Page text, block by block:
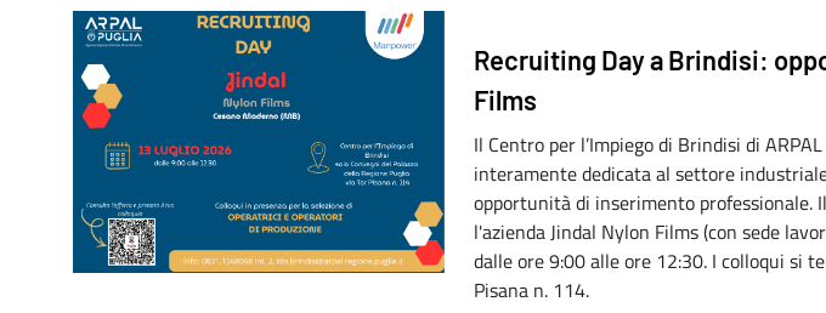
Recruiting Day a Brindisi:
Films
Il Centro per l’Impiego di Brindisi di
interamente dedicata al settore
opportunità di inserimento professionale.
l'azienda Jindal Nylon Films (con sede
dalle ore 9:00 alle ore 12:30. I colloqui si
Pisana n. 114.